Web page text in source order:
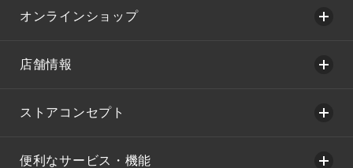
オンラインショップ
店舗情報
ストアコンセプト
便利なサービス・機能